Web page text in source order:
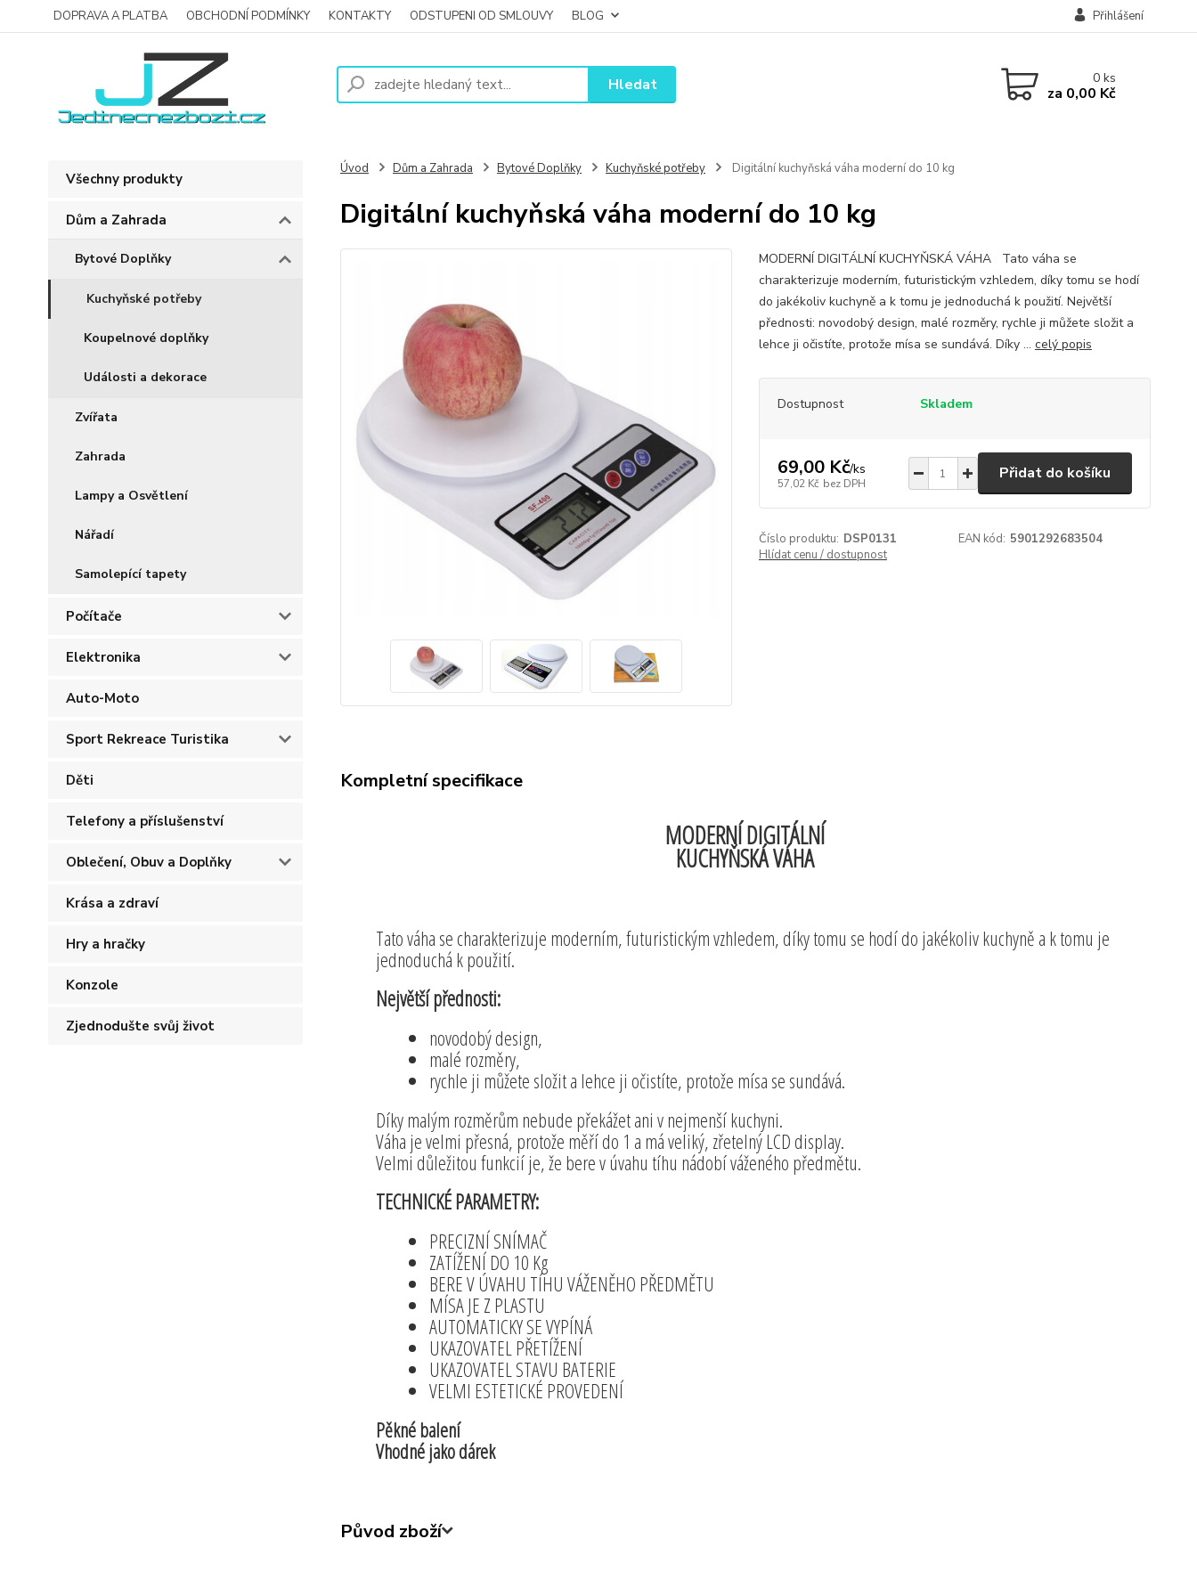
DOPRAVA A PLATBA OBCHODNÍ PODMÍNKY KONTAKTY ODSTUPENI OD SMLOUVY BLOG Přihlášení
Hledat 0ks
za 0,00 Kč
Všechny produkty
Dům a Zahrada
Bytové Doplňky
Kuchyňské potřeby
Koupelnové doplňky
Události a dekorace
Zvířata
Zahrada
Lampy a Osvětlení
Nářadí
Samolepící tapety
Počítače
Elektronika
Auto-Moto
Sport Rekreace Turistika
Děti
Telefony a příslušenství
Oblečení, Obuv a Doplňky
Krása a zdraví
Hry a hračky
Konzole
Zjednodušte svůj život
Úvod Dům a Zahrada Bytové Doplňky Kuchyňské potřeby Digitální kuchyňská váha moderní do 10 kg
Digitální kuchyňská váha moderní do 10 kg
MODERNÍ DIGITÁLNÍ KUCHYŇSKÁ VÁHA Tato váha se
charakterizuje moderním, futuristickým vzhledem, díky tomu se hodí
do jakékoliv kuchyně a k tomu je jednoduchá k použití. Největší
přednosti: novodobý design, malé rozměry, rychle ji můžete složit a
lehce ji očistíte, protože mísa se sundává. Díky ... celý popis
Dostupnost Skladem
69,00 Kč/ks
57,02 Kč bez DPH
Přidat do košíku
Číslo produktu: DSP0131 EAN kód: 5901292683504
Hlídat cenu / dostupnost
Kompletní specifikace
MODERNÍ DIGITÁLNÍ
KUCHYŇSKÁ VÁHA
Tato váha se charakterizuje moderním, futuristickým vzhledem, díky tomu se hodí do jakékoliv kuchyně a k tomu je
jednoduchá k použití.
Největší přednosti:
novodobý design,
malé rozměry,
rychle ji můžete složit a lehce ji očistíte, protože mísa se sundává.
Díky malým rozměrům nebude překážet ani v nejmenší kuchyni.
Váha je velmi přesná, protože měří do 1 a má veliký, zřetelný LCD display.
Velmi důležitou funkcií je, že bere v úvahu tíhu nádobí váženého předmětu.
TECHNICKÉ PARAMETRY:
PRECIZNÍ SNÍMAČ
ZATÍŽENÍ DO 10 Kg
BERE V ÚVAHU TÍHU VÁŽENĚHO PŘEDMĚTU
MÍSA JE Z PLASTU
AUTOMATICKY SE VYPÍNÁ
UKAZOVATEL PŘETÍŽENÍ
UKAZOVATEL STAVU BATERIE
VELMI ESTETICKÉ PROVEDENÍ
Pěkné balení
Vhodné jako dárek
Původ zboží